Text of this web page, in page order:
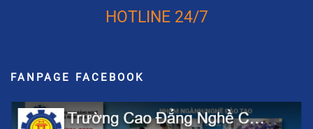
HOTLINE 24/7
FANPAGE FACEBOOK